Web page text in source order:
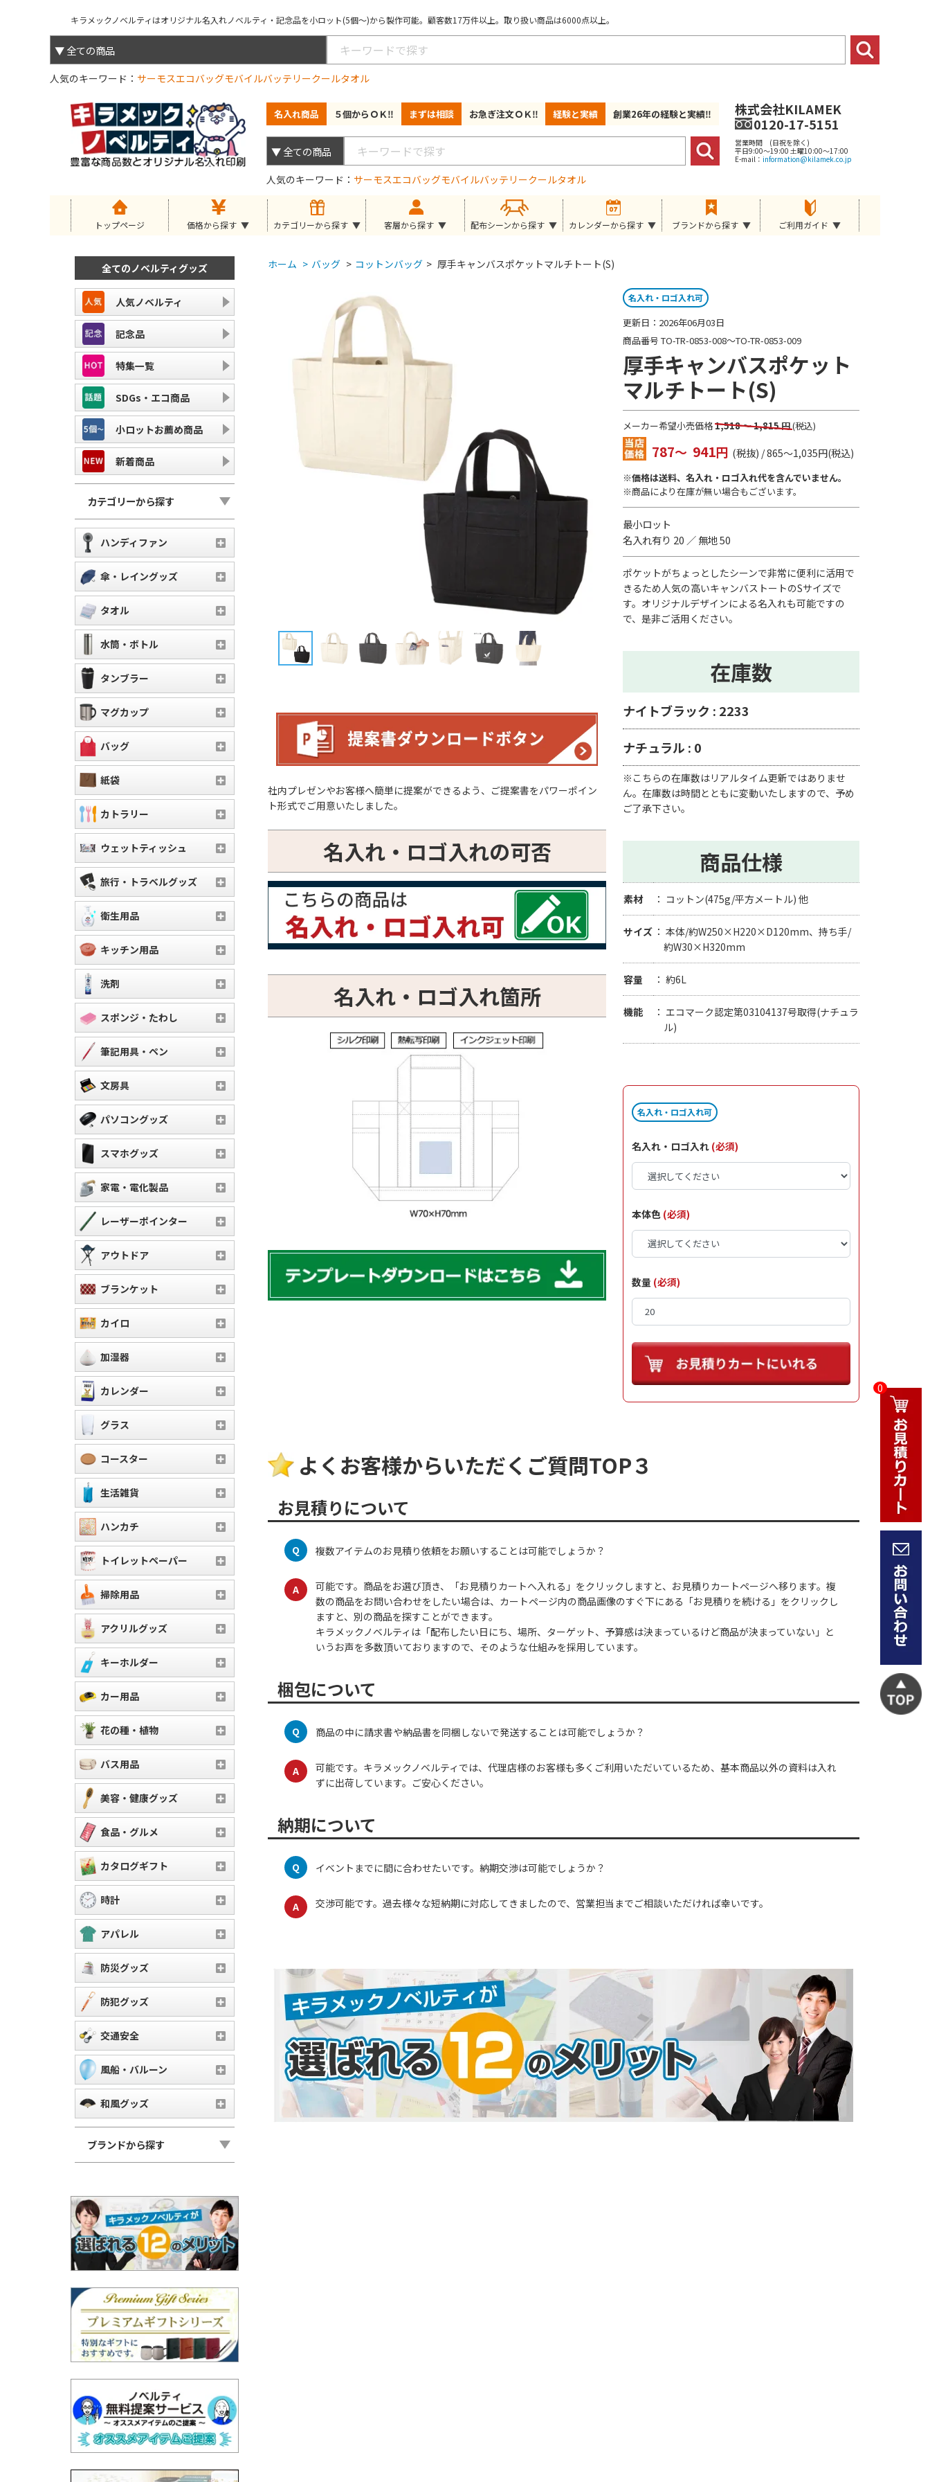
キラメックノベルティはオリジナル名入れノベルティ・記念品を小ロット(5個～)から製作可能。顧客数17万件以上。取り扱い商品は6000点以上。
人気のキーワード サーモスエコバッグモバイルバッテリークールタオル
名入れ商品 ５個からＯＫ‼ まずは相談 お急ぎ注文ＯＫ‼ 経験と実績 創業26年の経験と実績‼
人気のキーワード サーモスエコバッグモバイルバッテリークールタオル
株式会社KILAMEK
0120-17-5151
営業時間 (日祝を除く)
平日9:00～19:00 土曜10:00～17:00
E-mail： information@kilamek.co.jp
トップページ 価格から探す カテゴリーから探す 客層から探す 配布シーンから探す カレンダーから探す ブランドから探す ご利用ガイド
全てのノベルティグッズ
人気ノベルティ
記念品
特集一覧
SDGs・エコ商品
小ロットお薦め商品
新着商品
カテゴリーから探す
ハンディファン
傘・レイングッズ
タオル
水筒・ボトル
タンブラー
マグカップ
バッグ
紙袋
カトラリー
ウェットティッシュ
旅行・トラベルグッズ
衛生用品
キッチン用品
洗剤
スポンジ・たわし
筆記用具・ペン
文房具
パソコングッズ
スマホグッズ
家電・電化製品
レーザーポインター
アウトドア
ブランケット
カイロ
加湿器
カレンダー
グラス
コースター
生活雑貨
ハンカチ
トイレットペーパー
掃除用品
アクリルグッズ
キーホルダー
カー用品
花の種・植物
バス用品
美容・健康グッズ
食品・グルメ
カタログギフト
時計
アパレル
防災グッズ
防犯グッズ
交通安全
風船・バルーン
和風グッズ
ブランドから探す
ホーム > バッグ > コットンバッグ > 厚手キャンバスポケットマルチトート(S)
名入れ・ロゴ入れ可
更新日：2026年06月03日
商品番号 TO-TR-0853-008～TO-TR-0853-009
厚手キャンバスポケット
マルチトート(S)
メーカー希望小売価格1,518 ～ 1,815 円(税込)
787～ 941円 (税抜) / 865～1,035円(税込)
※価格は送料、名入れ・ロゴ入れ代を含んでいません。
※商品により在庫が無い場合もございます。
最小ロット
名入れ有り 20 ／ 無地 50
ポケットがちょっとしたシーンで非常に便利に活用で
きるため人気の高いキャンバストートのSサイズで
す。オリジナルデザインによる名入れも可能ですの
で、是非ご活用ください。
在庫数
ナイトブラック : 2233
ナチュラル : 0
※こちらの在庫数はリアルタイム更新ではありませ
ん。在庫数は時間とともに変動いたしますので、予め
ご了承下さい。
商品仕様
素材 コットン(475g/平方メートル) 他
サイズ
本体/約W250×H220×D120mm、持ち手/
約W30×H320mm
容量 約6L
機能
エコマーク認定第03104137号取得(ナチュラ
ル)
名入れ・ロゴ入れ可
名入れ・ロゴ入れ (必須)
本体色 (必須)
数量 (必須)
社内プレゼンやお客様へ簡単に提案ができるよう、ご提案書をパワーポイン
ト形式でご用意いたしました。
名入れ・ロゴ入れの可否
名入れ・ロゴ入れ箇所
よくお客様からいただくご質問TOP３
お見積りについて
Q 複数アイテムのお見積り依頼をお願いすることは可能でしょうか？
A
可能です。商品をお選び頂き、「お見積りカートへ入れる」をクリックしますと、お見積りカートページへ移ります。複
数の商品をお問い合わせをしたい場合は、カートページ内の商品画像のすぐ下にある「お見積りを続ける」をクリックし
ますと、別の商品を探すことができます。
キラメックノベルティは「配布したい日にち、場所、ターゲット、予算感は決まっているけど商品が決まっていない」と
いうお声を多数頂いておりますので、そのような仕組みを採用しています。
梱包について
Q 商品の中に請求書や納品書を同梱しないで発送することは可能でしょうか？
A
可能です。キラメックノベルティでは、代理店様のお客様も多くご利用いただいているため、基本商品以外の資料は入れ
ずに出荷しています。ご安心ください。
納期について
Q イベントまでに間に合わせたいです。納期交渉は可能でしょうか？
A 交渉可能です。過去様々な短納期に対応してきましたので、営業担当までご相談いただければ幸いです。
0